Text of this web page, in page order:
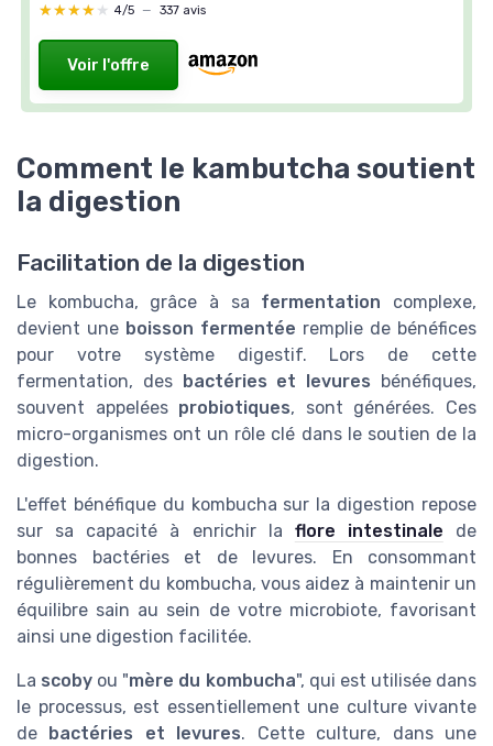
★★★★★
★★★★★ 4/5 — 337 avis
Voir l'offre
Comment le kambutcha soutient
la digestion
Facilitation de la digestion
Le kombucha, grâce à sa fermentation complexe,
devient une boisson fermentée remplie de bénéfices
pour votre système digestif. Lors de cette
fermentation, des bactéries et levures bénéfiques,
souvent appelées probiotiques, sont générées. Ces
micro-organismes ont un rôle clé dans le soutien de la
digestion.
L'effet bénéfique du kombucha sur la digestion repose
sur sa capacité à enrichir la flore intestinale de
bonnes bactéries et de levures. En consommant
régulièrement du kombucha, vous aidez à maintenir un
équilibre sain au sein de votre microbiote, favorisant
ainsi une digestion facilitée.
La scoby ou "mère du kombucha", qui est utilisée dans
le processus, est essentiellement une culture vivante
de bactéries et levures. Cette culture, dans une